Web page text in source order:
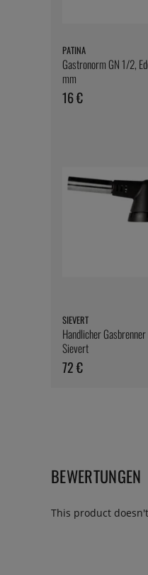
PATINA
Gastronorm GN 1/2,
mm
16 €
SIEVERT
Handlicher
Sievert
72 €
BEWERTUNGEN
This product